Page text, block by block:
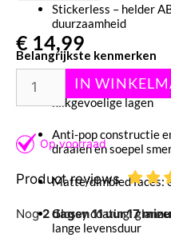
Stickerless – helder
duurzaamheid
Belangrijkste kenmerken
Magnetic core:
klikgevoelige lagen
Anti-pop constructie
draaien en soepel
Matte/dimbled faces:
Glossy coating:
lange levensduur
€ 14,99
Product reviews
Nog2 dagen 11 uur 17